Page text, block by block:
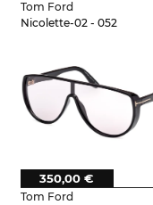
Tom Ford
Nicolette-02 - 052
Tom Ford
350,00 €